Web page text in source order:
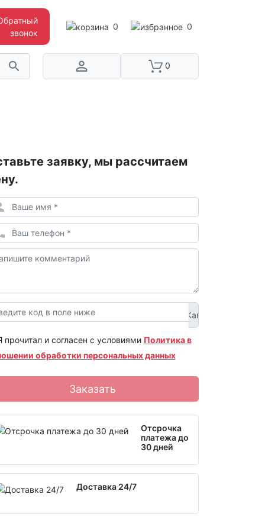
0 0
звонок
0
заявку, мы рассчитаем
прочитал и согласен с условиями Политика в
обработки персональных данных
Заказать
Отсрочка
платежа до
30 дней
Доставка 24/7